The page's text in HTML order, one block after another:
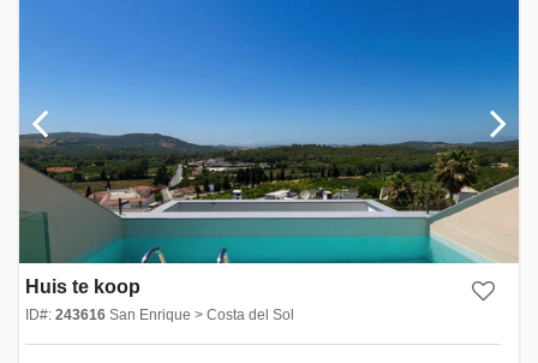
Huis te koop
ID#: 243616 San Enrique > Costa del Sol